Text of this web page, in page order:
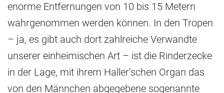
enorme Entfernungen von 10 bis 15 Metern
wahrgenommen werden können. In den Tropen
– ja, es gibt auch dort zahlreiche Verwandte
unserer einheimischen Art – ist die Rinderzecke
in der Lage, mit ihrem Haller’schen Organ das
von den Männchen abgegebene sogenannte